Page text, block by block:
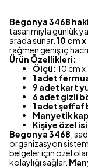
Begonya 3468
tasarımıyla günlük
arada sunar. 10 cm x
rağmen geniş iç
Ürün Özellikleri:
Ölçü: 10 cm x
1 adet
9 adet kart
6 adet gizli
1 adet şeffaf
Manyetik
Kişiye özel
Begonya 3468 ,
organizasyon
belgeler için özel
kolaylığı sağlar.